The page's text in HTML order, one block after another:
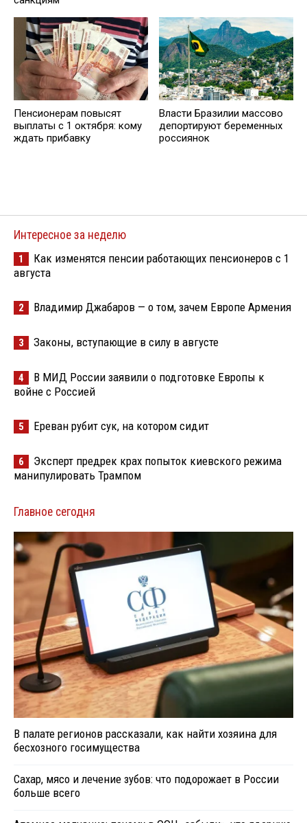
Пенсионерам повысят
выплаты с 1 октября: кому
ждать прибавку
Власти Бразилии массово
депортируют беременных
россиянок
Интересное за неделю
1
Как изменятся пенсии работающих пенсионеров с 1
августа
2 Владимир Джабаров — о том, зачем Европе Армения
3 Законы, вступающие в силу в августе
4
В МИД России заявили о подготовке Европы к
войне с Россией
5 Ереван рубит сук, на котором сидит
6
Эксперт предрек крах попыток киевского режима
манипулировать Трампом
Главное сегодня
В палате регионов рассказали, как найти хозяина для
бесхозного госимущества
Сахар, мясо и лечение зубов: что подорожает в России
больше всего